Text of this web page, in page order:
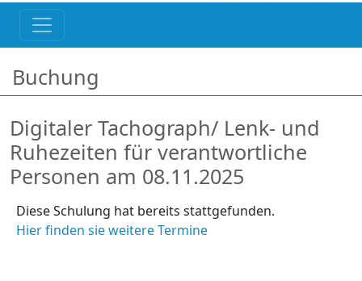
Buchung
Digitaler Tachograph/ Lenk- und
Ruhezeiten für verantwortliche
Personen am 08.11.2025
Diese Schulung hat bereits stattgefunden.
Hier finden sie weitere Termine